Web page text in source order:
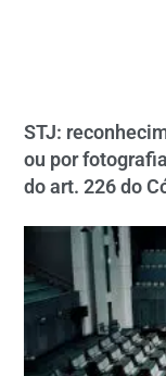
STJ:
ou por
do art. 226 do